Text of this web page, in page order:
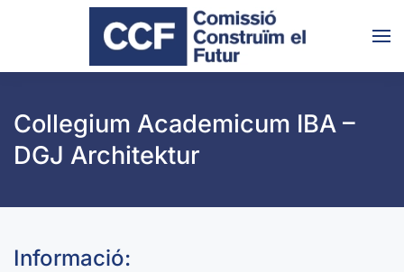
Skip to main content
Collegium Academicum IBA –
DGJ Architektur
Informació: